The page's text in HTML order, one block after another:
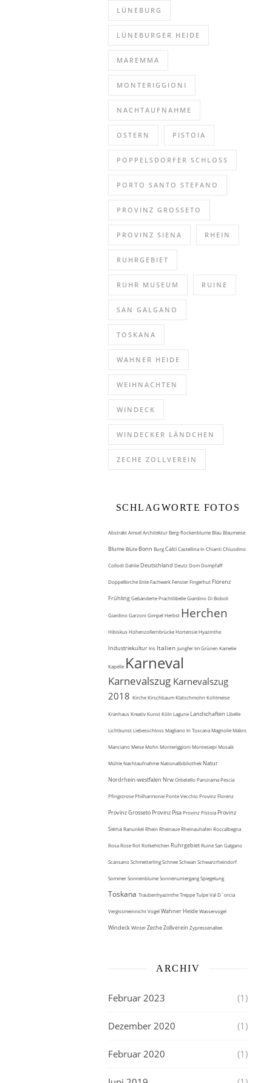
LÜNEBURG
LÜNEBURGER HEIDE
MAREMMA
MONTERIGGIONI
NACHTAUFNAHME
OSTERN PISTOIA
POPPELSDORFER SCHLOSS
PORTO SANTO STEFANO
PROVINZ GROSSETO
PROVINZ SIENA RHEIN
RUHRGEBIET
RUHR MUSEUM RUINE
SAN GALGANO
TOSKANA
WAHNER HEIDE
WEIHNACHTEN
WINDECK
WINDECKER LÄNDCHEN
ZECHE ZOLLVEREIN
SCHLAGWORTE FOTOS
AbstraktAmselArchitekturBerg-flockenblumeBlauBlaumeise
BlumeBlüte Bonn BurgCalciCastellina In ChiantiChiusdino
CollodiDahlie Deutschland DeutzDomDompfaff
DoppelkircheEnteFachwerkFensterFingerhut Florenz
FrühlingGebänderte PrachtlibelleGiardino Di Boboli
Giardino GarzoniGimpelHerbst Herchen
HibiskusHohenzollernbrückeHortensieHyazinthe
IndustriekulturIris Italien Jungfer Im GrünenKamelie
Kapelle Karneval
Karnevalszug Karnevalszug
2018 KircheKirschbaumKlatschmohnKohlmeise
KranhausKreativKunstKölnLagune Landschaften Libelle
LichtkunstLiebesschlossMagliano In ToscanaMagnolieMakro
MancianoMeiseMohnMonteriggioniMontesiepiMosaik
MühleNachtaufnahmeNationalbibliothek Natur
Nordrhein-westfalen NrwOrbetelloPanoramaPescia
PfingstrosePhilharmoniePonte VecchioProvinz Florenz
Provinz Grosseto Provinz PisaProvinz Pistoia Provinz
SienaRanunkelRheinRheinaueRheinauhafenRoccalbegna
RosaRoseRotRotkehlchen RuhrgebietRuineSan Galgano
ScansanoSchmetterlingSchneeSchwanSchwarzrheindorf
SommerSonnenblumeSonnenuntergangSpiegelung
Toskana TraubenhyazintheTreppeTulpeVal D´orcia
VergissmeinnichtVogelWahner HeideWasservogel
WindeckWinterZeche Zollverein Zypressenallee
ARCHIV
Februar 2023 (1)
Dezember 2020 (1)
Februar 2020 (1)